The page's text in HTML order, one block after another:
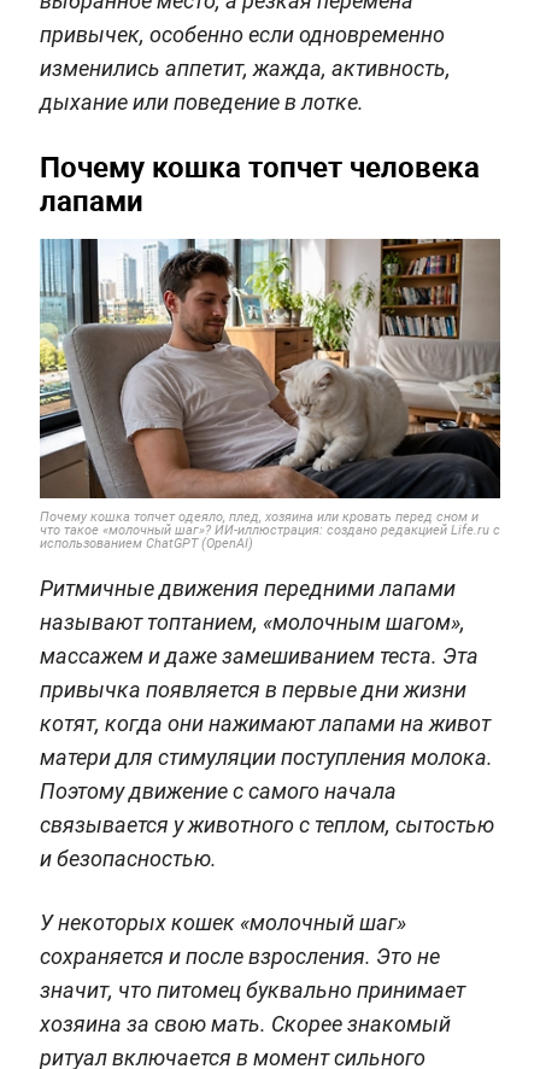
привычек, особенно если одновременно
изменились аппетит, жажда, активность,
дыхание или поведение в лотке.
Почему кошка топчет человека
лапами
Почему кошка топчет одеяло, плед, хозяина или кровать перед сном и
что такое «молочный шаг»? ИИ-иллюстрация: создано редакцией Life.ru с
использованием ChatGPT (OpenAI)
Ритмичные движения передними лапами
называют топтанием, «молочным шагом»,
массажем и даже замешиванием теста. Эта
привычка появляется в первые дни жизни
котят, когда они нажимают лапами на живот
матери для стимуляции поступления молока.
Поэтому движение с самого начала
связывается у животного с теплом, сытостью
и безопасностью.
У некоторых кошек «молочный шаг»
сохраняется и после взросления. Это не
значит, что питомец буквально принимает
хозяина за свою мать. Скорее знакомый
ритуал включается в момент сильного